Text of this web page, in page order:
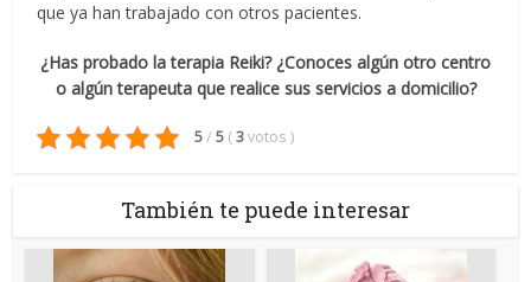
que ya han trabajado con otros pacientes.
¿Has probado la terapia Reiki? ¿Conoces algún otro centro
o algún terapeuta que realice sus servicios a domicilio?
5/ 5 (3votos )
También te puede interesar